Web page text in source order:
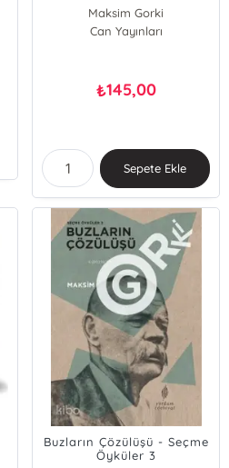
Maksim Gorki
Can Yayınları
₺145,00
Sepete Ekle
Buzların Çözülüşü - Seçme
Öyküler 3